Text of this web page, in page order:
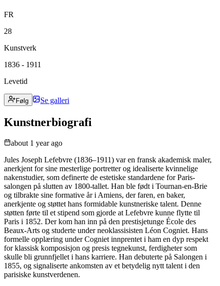
FR
28
Kunstverk
1836 - 1911
Levetid
Følg Se galleri
Kunstnerbiografi
about 1 year ago
Jules Joseph Lefebvre (1836–1911) var en fransk akademisk maler,
anerkjent for sine mesterlige portretter og idealiserte kvinnelige
nakenstudier, som definerte de estetiske standardene for Paris-
salongen på slutten av 1800-tallet. Han ble født i Tournan-en-Brie
og tilbrakte sine formative år i Amiens, der faren, en baker,
anerkjente og støttet hans formidable kunstneriske talent. Denne
støtten førte til et stipend som gjorde at Lefebvre kunne flytte til
Paris i 1852. Der kom han inn på den prestisjetunge École des
Beaux-Arts og studerte under neoklassisisten Léon Cogniet. Hans
formelle opplæring under Cogniet innprentet i ham en dyp respekt
for klassisk komposisjon og presis tegnekunst, ferdigheter som
skulle bli grunnfjellet i hans karriere. Han debuterte på Salongen i
1855, og signaliserte ankomsten av et betydelig nytt talent i den
parisiske kunstverdenen.